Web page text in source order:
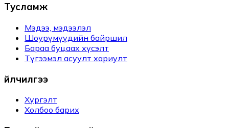
Тусламж
Мэдээ, мэдээлэл
Шоурүмүүдийн байршил
Бараа буцаах хүсэлт
Түгээмэл асуулт хариулт
Үйлчилгээ
Хүргэлт
Холбоо барих